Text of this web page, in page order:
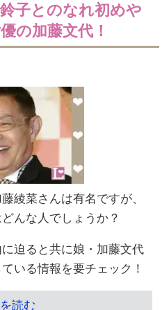
子とのなれ初めや
の加藤文代！
綾菜さんは有名ですが、
んな人でしょうか？
迫ると共に娘・加藤文代
いる情報を要チェック！
読む